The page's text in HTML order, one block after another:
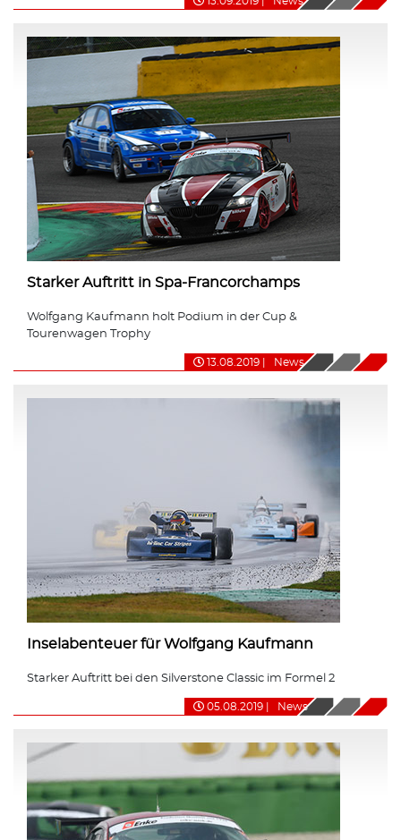
Starker Auftritt in Spa-Francorchamps
Wolfgang Kaufmann holt Podium in der Cup &
Tourenwagen Trophy
13.08.2019 News
Inselabenteuer für Wolfgang Kaufmann
Starker Auftritt bei den Silverstone Classic im Formel 2
05.08.2019 News